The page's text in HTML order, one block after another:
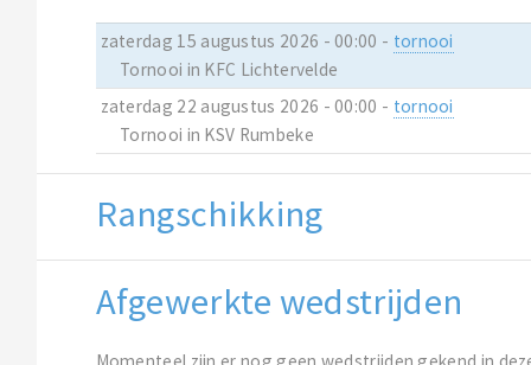
zaterdag 15 augustus 2026 - 00:00 - tornooi
Tornooi in KFC Lichtervelde
zaterdag 22 augustus 2026 - 00:00 - tornooi
Tornooi in KSV Rumbeke
Rangschikking
Afgewerkte wedstrijden